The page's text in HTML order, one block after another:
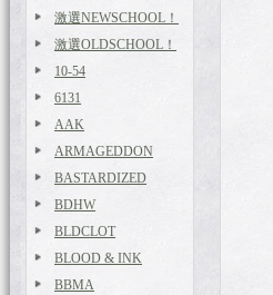
激選NEWSCHOOL！
激選OLDSCHOOL！
10-54
6131
AAK
ARMAGEDDON
BASTARDIZED
BDHW
BLDCLOT
BLOOD & INK
BBMA